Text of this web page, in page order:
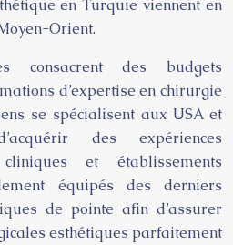
en Turquie viennent en
Orient.
consacrent des budgets
d’expertise en chirurgie
se spécialisent aux USA et
des expériences
et établissements
équipés des derniers
de pointe afin d’assurer
esthétiques parfaitement